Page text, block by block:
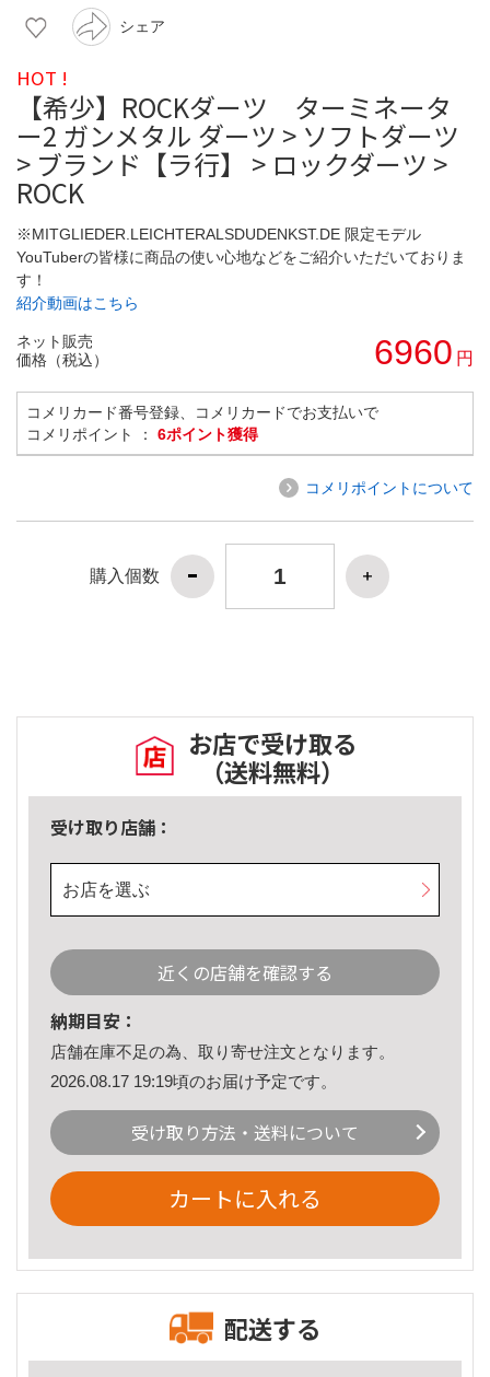
シェア
HOT !
【希少】ROCKダーツ ターミネータ
ー2 ガンメタル ダーツ > ソフトダーツ
> ブランド【ラ行】 > ロックダーツ >
ROCK
※MITGLIEDER.LEICHTERALSDUDENKST.DE 限定モデル
YouTuberの皆様に商品の使い心地などをご紹介いただいておりま
す！
紹介動画はこちら
ネット販売
価格（税込）
6960 円
コメリカード番号登録、コメリカードでお支払いで
コメリポイント ： 6ポイント獲得
コメリポイントについて
購入個数
お店で受け取る
（送料無料）
受け取り店舗：
お店を選ぶ
近くの店舗を確認する
納期目安：
店舗在庫不足の為、取り寄せ注文となります。
2026.08.17 19:19頃のお届け予定です。
受け取り方法・送料について
カートに入れる
配送する